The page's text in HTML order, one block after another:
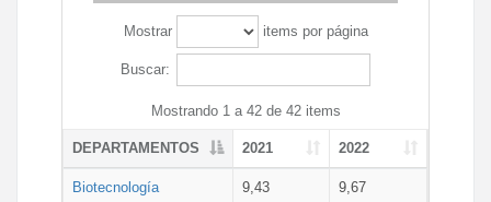
Mostrar items por página
Buscar:
Mostrando 1 a 42 de 42 items
DEPARTAMENTOS 2021 2022
Biotecnología 9,43 9,67